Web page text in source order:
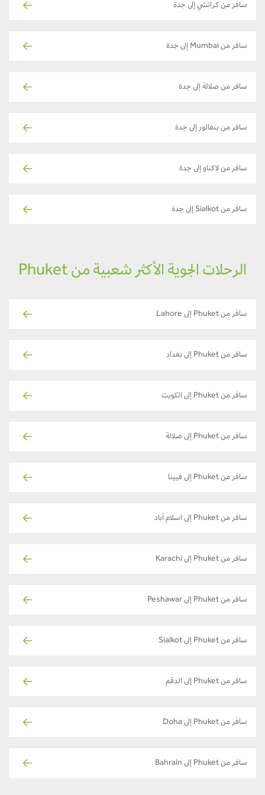
سافر من كراتشي إلى جدة
سافر من Mumbai إلى جدة
سافر من صلالة إلى جدة
سافر من بنغالور إلى جدة
سافر من لاكناو إلى جدة
سافر من Sialkot إلى جدة
الرحلات الجوية الأكثر شعبية من Phuket
سافر من Phuket إلى Lahore
سافر من Phuket إلى بغداد
سافر من Phuket إلى الكويت
سافر من Phuket إلى صلالة
سافر من Phuket إلى فيينا
سافر من Phuket إلى اسلام آباد
سافر من Phuket إلى Karachi
سافر من Phuket إلى Peshawar
سافر من Phuket إلى Sialkot
سافر من Phuket إلى الدقم
سافر من Phuket إلى Doha
سافر من Phuket إلى Bahrain